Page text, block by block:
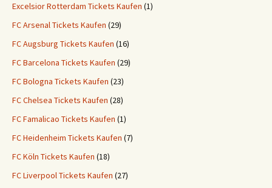
Excelsior Rotterdam Tickets Kaufen (1)
FC Arsenal Tickets Kaufen (29)
FC Augsburg Tickets Kaufen (16)
FC Barcelona Tickets Kaufen (29)
FC Bologna Tickets Kaufen (23)
FC Chelsea Tickets Kaufen (28)
FC Famalicao Tickets Kaufen (1)
FC Heidenheim Tickets Kaufen (7)
FC Köln Tickets Kaufen (18)
FC Liverpool Tickets Kaufen (27)